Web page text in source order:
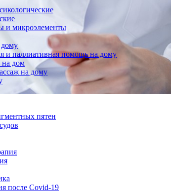
и микроэлементы
и паллиативная помощь на дому
на дом
на дому
пятен
после Covid-19